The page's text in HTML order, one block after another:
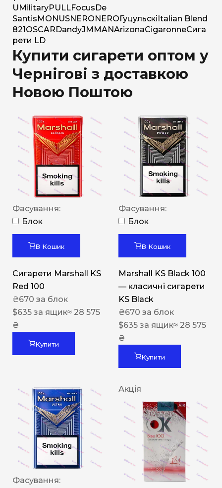
U MilitaryPULLFocus De
Santis MONUSNERO NERO Гуцульскі Italian Blend
821 OSCAR DandyJM MANArizonaCigaronneСига
рети LD
Купити сигарети оптом у
Чернігові з доставкою
Новою Поштою
Фасування:
Блок
В Кошик
Сигарети Marshall KS
Red 100
₴670 за блок
$635 за ящик≈ 28 575
₴
Купити
Фасування:
Блок
В Кошик
Marshall KS Black 100
— класичні сигарети
KS Black
₴670 за блок
$635 за ящик≈ 28 575
₴
Купити
Фасування:
Акція